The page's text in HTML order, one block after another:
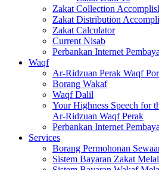
Zakat Collection
Zakat Distribution
Zakat Calculator
Current Nisab
Perbankan Internet
Waqf
Ar-Ridzuan Perak Waqf
Borang Wakaf
Waqf Dalil
Your Highness Speech for
Ar-Ridzuan Waqf Perak
Perbankan Internet
Services
Borang Permohonan
Sistem Bayaran Zakat